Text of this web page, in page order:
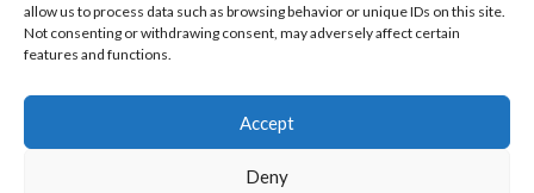
allow us to process data such as browsing behavior or unique IDs on this site.
Not consenting or withdrawing consent, may adversely affect certain
features and functions.
Accept
Deny
Ακολουθήστε μας!